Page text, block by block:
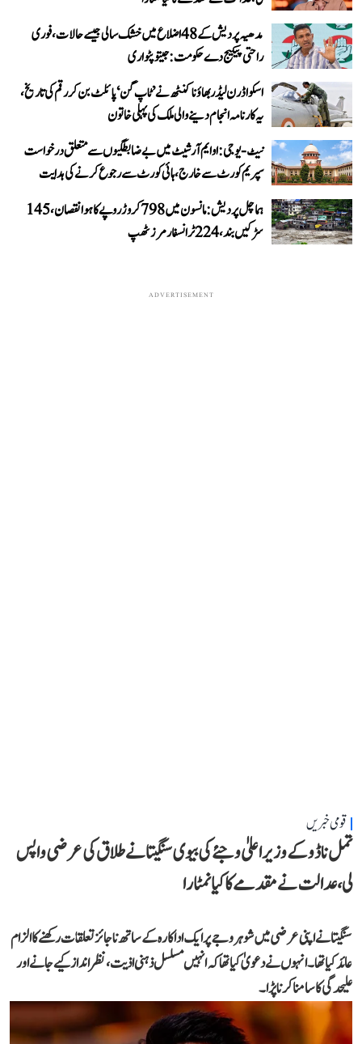
مدھیہ پردیش کے 48 اضلاع میں خشک سالی جیسے حالات، فوری
راحتی پیکیج دے حکومت: جیتو پٹواری
اسکواڈرن لیڈر بھاؤنا کنٹھ نے ’ٹاپ گن‘ پائلٹ بن کر رقم کی تاریخ،
یہ کارنامہ انجام دینے والی ملک کی پہلی خاتون
نیٹ-یو جی: او ایم آر شیٹ میں بے ضابطگیوں سے متعلق درخواست
سپریم کورٹ سے خارج، ہائی کورٹ سے رجوع کرنے کی ہدایت
ہماچل پردیش: مانسون میں 798 کروڑ روپے کا ہوا نقصان، 145
سڑکیں بند، 224 ٹرانسفارمرز ٹھپ
ADVERTISEMENT
قومی خبریں
تمل ناڈو کے وزیر اعلیٰ وجئے کی بیوی سنگیتا نے طلاق کی عرضی واپس
لی، عدالت نے مقدمے کا کیا نمٹارا
سنگیتا نے اپنی عرضی میں شوہر وجے پر ایک اداکارہ کے ساتھ ناجائز تعلقات رکھنے کا الزام
عائد کیا تھا۔ انہوں نے دعویٰ کیا تھا کہ انہیں مسلسل ذہنی اذیت، نظر انداز کیے جانے اور
علیحدگی کا سامنا کرنا پڑا۔